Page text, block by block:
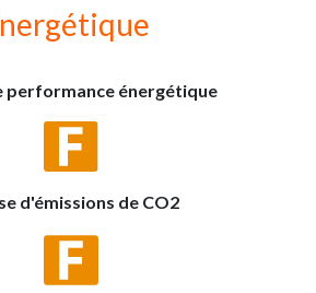
performance énergétique
d'émissions de CO2